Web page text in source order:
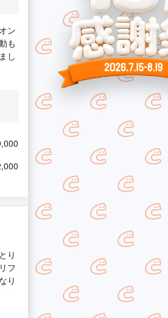
ン
も
し
り
フ
り